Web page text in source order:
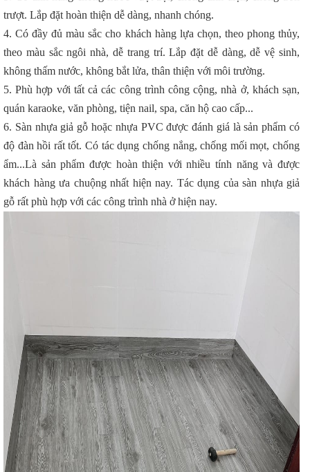
trượt. Lắp đặt hoàn thiện dễ dàng, nhanh chóng.
4. Có đầy đủ màu sắc cho khách hàng lựa chọn, theo phong thủy,
theo màu sắc ngôi nhà, dễ trang trí. Lắp đặt dễ dàng, dễ vệ sinh,
không thấm nước, không bắt lửa, thân thiện với môi trường.
5. Phù hợp với tất cả các công trình công cộng, nhà ở, khách sạn,
quán karaoke, văn phòng, tiện nail, spa, căn hộ cao cấp...
6. Sàn nhựa giả gỗ hoặc nhựa PVC được đánh giá là sản phẩm có
độ đàn hồi rất tốt. Có tác dụng chống nắng, chống mối mọt, chống
ẩm...Là sản phẩm được hoàn thiện với nhiều tính năng và được
khách hàng ưa chuộng nhất hiện nay. Tác dụng của sàn nhựa giả
gỗ rất phù hợp với các công trình nhà ở hiện nay.